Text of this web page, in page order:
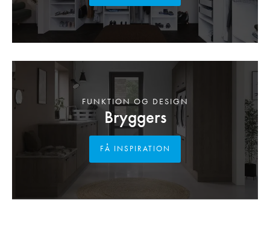
Bryggers
FUNKTION OG DESIGN
FÅ INSPIRATION